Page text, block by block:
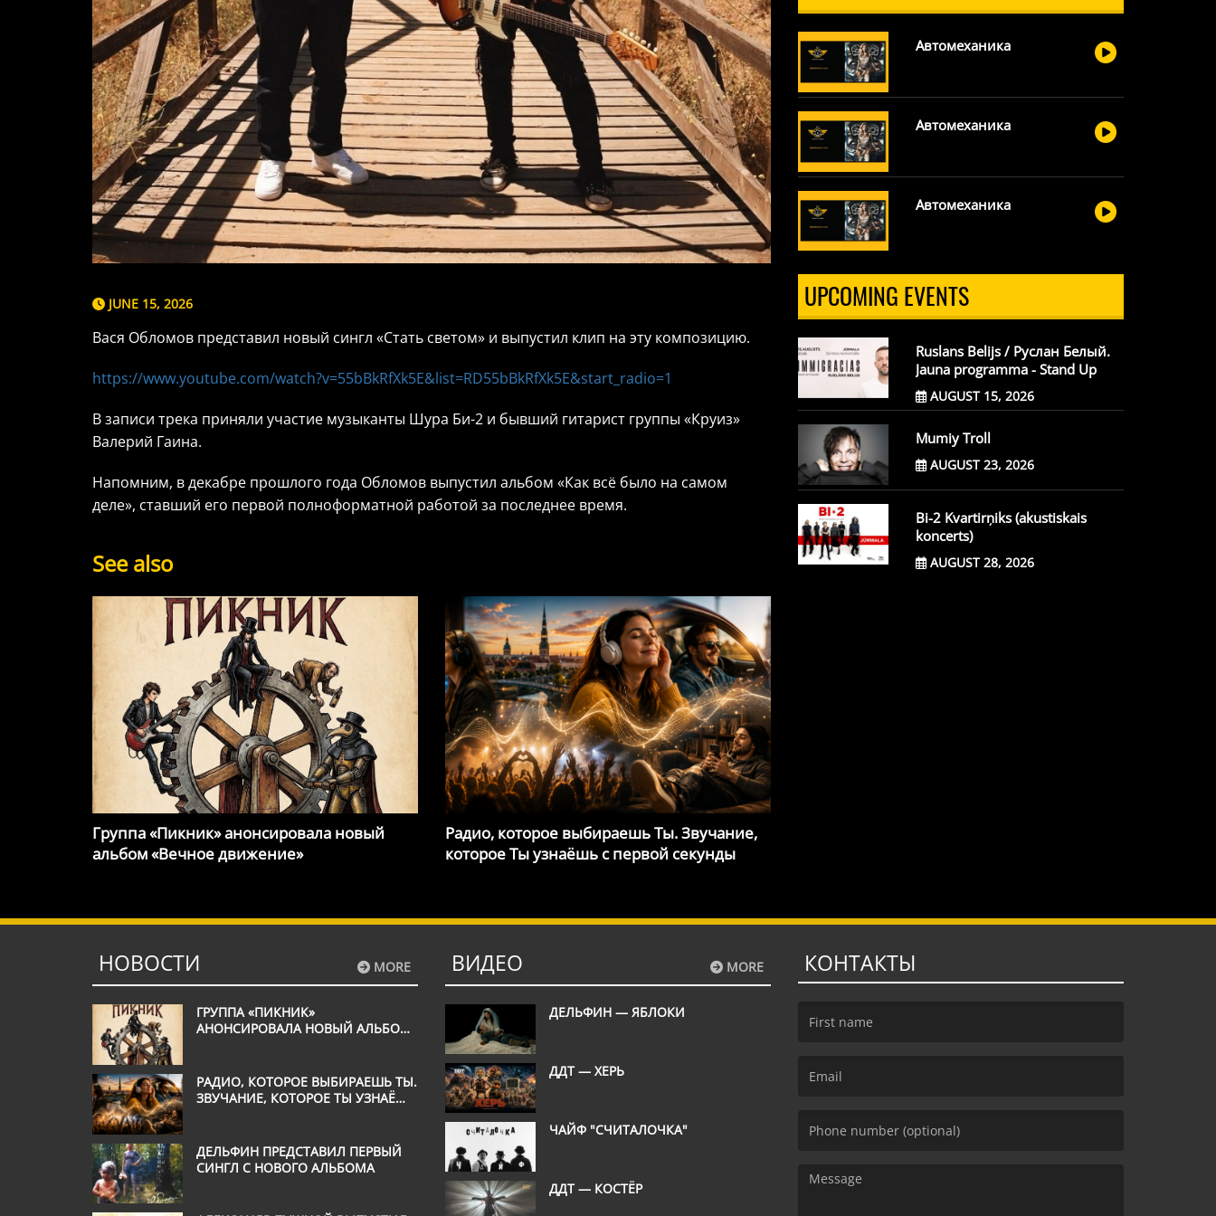
JUNE 15, 2026
Вася Обломов представил новый сингл «Стать светом» и выпустил клип на эту композицию.
https://www.youtube.com/watch?v=55bBkRfXk5E&list=RD55bBkRfXk5E&start_radio=1
В записи трека приняли участие музыканты Шура Би-2 и бывший гитарист группы «Круиз»
Валерий Гаина.
Напомним, в декабре прошлого года Обломов выпустил альбом «Как всё было на самом
деле», ставший его первой полноформатной работой за последнее время.
See also
Группа «Пикник» анонсировала новый
альбом «Вечное движение»
Радио, которое выбираешь Ты. Звучание,
которое Ты узнаёшь с первой секунды
Автомеханика
Автомеханика
Автомеханика
UPCOMING EVENTS
Ruslans Belijs / Руслан Белый.
Jauna programma - Stand Up
AUGUST 15, 2026
Mumiy Troll
AUGUST 23, 2026
Bi-2 Kvartirņiks (akustiskais
koncerts)
AUGUST 28, 2026
MORE
НОВОСТИ
ГРУППА «ПИКНИК»
АНОНСИРОВАЛА НОВЫЙ АЛЬБОМ
РАДИО, КОТОРОЕ ВЫБИРАЕШЬ ТЫ.
ЗВУЧАНИЕ, КОТОРОЕ ТЫ УЗНАЁШЬ
ДЕЛЬФИН ПРЕДСТАВИЛ ПЕРВЫЙ
СИНГЛ С НОВОГО АЛЬБОМА
MORE
ВИДЕО
ДЕЛЬФИН — ЯБЛОКИ
ДДТ — ХЕРЬ
ЧАЙФ "СЧИТАЛОЧКА"
ДДТ — КОСТЁР
КОНТАКТЫ